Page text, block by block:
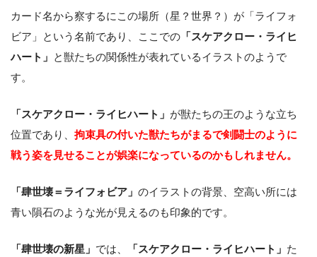
カード名から察するにこの場所（星？世界？）が「ライフォ
ビア」という名前であり、ここでの 「スケアクロー・ライヒ
ハート」 と獣たちの関係性が表れているイラストのようで
す。
「スケアクロー・ライヒハート」 が獣たちの王のような立ち
位置であり、 拘束具の付いた獣たちがまるで剣闘士のように
戦う姿を見せることが娯楽になっているのかもしれません。
「肆世壊＝ライフォビア」 のイラストの背景、空高い所には
青い隕石のような光が見えるのも印象的です。
「肆世壊の新星」 では、 「スケアクロー・ライヒハート」 た